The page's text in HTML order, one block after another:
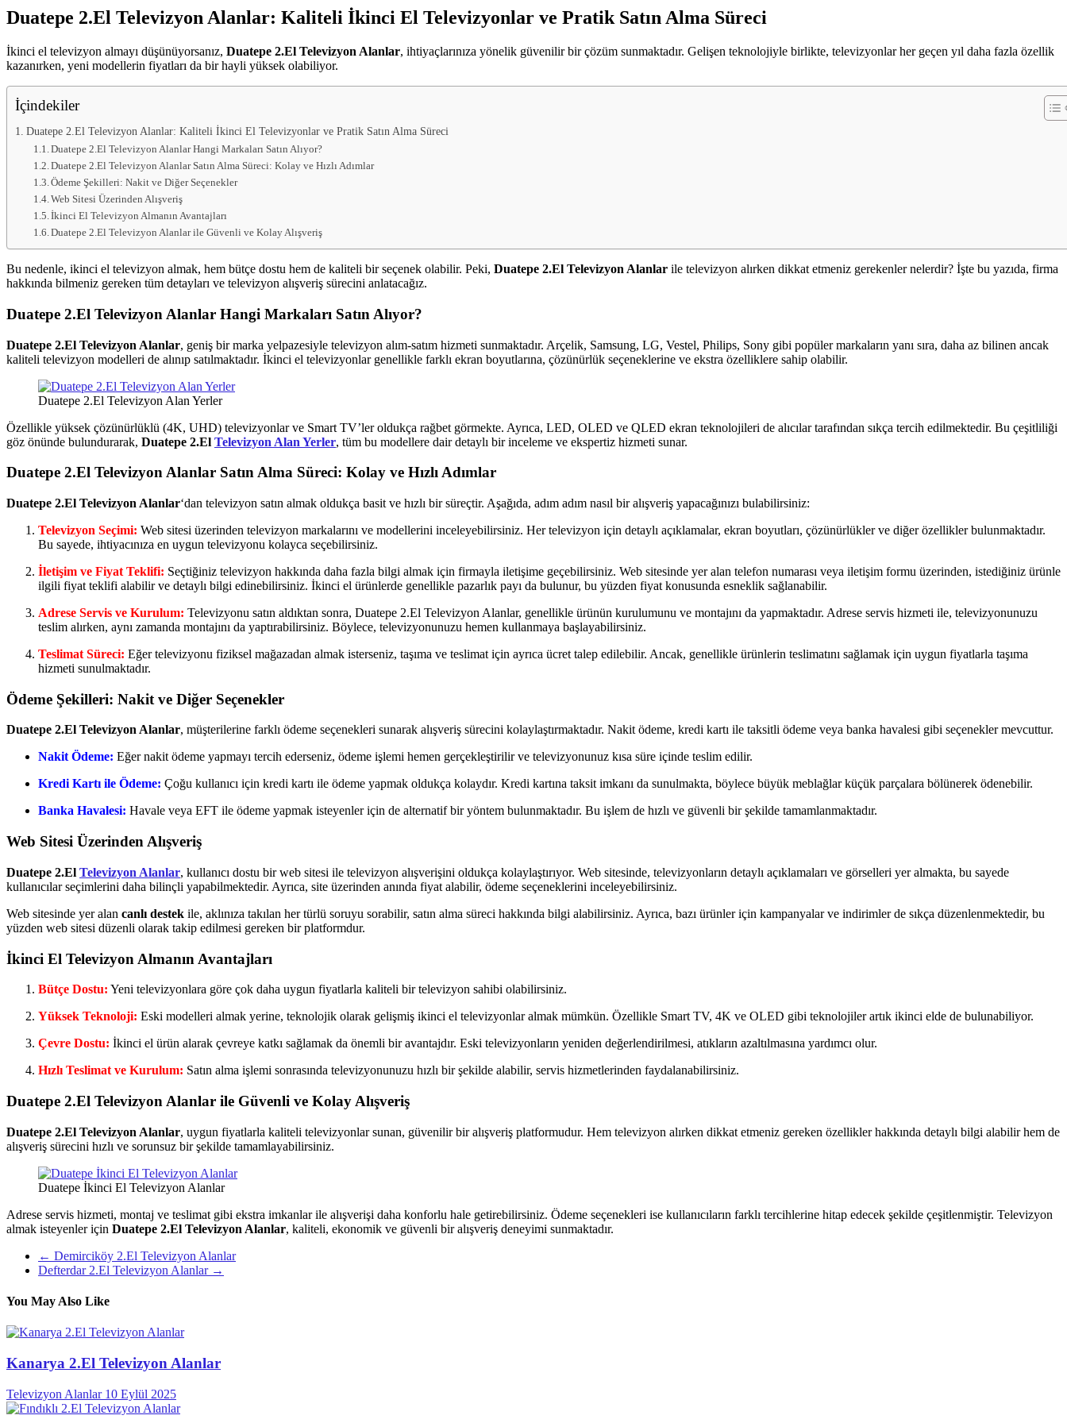
kurarak
2.
el
televizyonlarınızı
hemen
bize
satarak
nakit
ödeme
alabilirsiniz.
alanlar
adresten
yapıyor
Duatepe 2.El Televizyon Alanlar: Kaliteli İkinci El Televizyonlar ve Pratik Satın Alma Süreci
İkinci el televizyon almayı düşünüyorsanız, Duatepe 2.El Televizyon Alanlar, ihtiyaçlarınıza yönelik güvenilir bir çözüm sunmaktadır. Gelişen teknolojiyle birlikte, televizyonlar her geçen yıl daha fazla özellik
kazanırken, yeni modellerin fiyatları da bir hayli yüksek olabiliyor.
İçindekiler
Duatepe 2.El Televizyon Alanlar: Kaliteli İkinci El Televizyonlar ve Pratik Satın Alma Süreci
Duatepe 2.El Televizyon Alanlar Hangi Markaları Satın Alıyor?
Duatepe 2.El Televizyon Alanlar Satın Alma Süreci: Kolay ve Hızlı Adımlar
Ödeme Şekilleri: Nakit ve Diğer Seçenekler
Web Sitesi Üzerinden Alışveriş
İkinci El Televizyon Almanın Avantajları
Duatepe 2.El Televizyon Alanlar ile Güvenli ve Kolay Alışveriş
Bu nedenle, ikinci el televizyon almak, hem bütçe dostu hem de kaliteli bir seçenek olabilir. Peki, Duatepe 2.El Televizyon Alanlar ile televizyon alırken dikkat etmeniz gerekenler nelerdir? İşte bu yazıda, firma
hakkında bilmeniz gereken tüm detayları ve televizyon alışveriş sürecini anlatacağız.
Duatepe 2.El Televizyon Alanlar Hangi Markaları Satın Alıyor?
Duatepe 2.El Televizyon Alanlar, geniş bir marka yelpazesiyle televizyon alım-satım hizmeti sunmaktadır. Arçelik, Samsung, LG, Vestel, Philips, Sony gibi popüler markaların yanı sıra, daha az bilinen ancak
kaliteli televizyon modelleri de alınıp satılmaktadır. İkinci el televizyonlar genellikle farklı ekran boyutlarına, çözünürlük seçeneklerine ve ekstra özelliklere sahip olabilir.
Duatepe 2.El Televizyon Alan Yerler
Özellikle yüksek çözünürlüklü (4K, UHD) televizyonlar ve Smart TV’ler oldukça rağbet görmekte. Ayrıca, LED, OLED ve QLED ekran teknolojileri de alıcılar tarafından sıkça tercih edilmektedir. Bu çeşitliliği
göz önünde bulundurarak, Duatepe 2.El Televizyon Alan Yerler, tüm bu modellere dair detaylı bir inceleme ve ekspertiz hizmeti sunar.
Duatepe 2.El Televizyon Alanlar Satın Alma Süreci: Kolay ve Hızlı Adımlar
Duatepe 2.El Televizyon Alanlar‘dan televizyon satın almak oldukça basit ve hızlı bir süreçtir. Aşağıda, adım adım nasıl bir alışveriş yapacağınızı bulabilirsiniz:
Televizyon Seçimi: Web sitesi üzerinden televizyon markalarını ve modellerini inceleyebilirsiniz. Her televizyon için detaylı açıklamalar, ekran boyutları, çözünürlükler ve diğer özellikler bulunmaktadır.
Bu sayede, ihtiyacınıza en uygun televizyonu kolayca seçebilirsiniz.
İletişim ve Fiyat Teklifi: Seçtiğiniz televizyon hakkında daha fazla bilgi almak için firmayla iletişime geçebilirsiniz. Web sitesinde yer alan telefon numarası veya iletişim formu üzerinden, istediğiniz ürünle
ilgili fiyat teklifi alabilir ve detaylı bilgi edinebilirsiniz. İkinci el ürünlerde genellikle pazarlık payı da bulunur, bu yüzden fiyat konusunda esneklik sağlanabilir.
Adrese Servis ve Kurulum: Televizyonu satın aldıktan sonra, Duatepe 2.El Televizyon Alanlar, genellikle ürünün kurulumunu ve montajını da yapmaktadır. Adrese servis hizmeti ile, televizyonunuzu
teslim alırken, aynı zamanda montajını da yaptırabilirsiniz. Böylece, televizyonunuzu hemen kullanmaya başlayabilirsiniz.
Teslimat Süreci: Eğer televizyonu fiziksel mağazadan almak isterseniz, taşıma ve teslimat için ayrıca ücret talep edilebilir. Ancak, genellikle ürünlerin teslimatını sağlamak için uygun fiyatlarla taşıma
hizmeti sunulmaktadır.
Ödeme Şekilleri: Nakit ve Diğer Seçenekler
Duatepe 2.El Televizyon Alanlar, müşterilerine farklı ödeme seçenekleri sunarak alışveriş sürecini kolaylaştırmaktadır. Nakit ödeme, kredi kartı ile taksitli ödeme veya banka havalesi gibi seçenekler mevcuttur.
Nakit Ödeme: Eğer nakit ödeme yapmayı tercih ederseniz, ödeme işlemi hemen gerçekleştirilir ve televizyonunuz kısa süre içinde teslim edilir.
Kredi Kartı ile Ödeme: Çoğu kullanıcı için kredi kartı ile ödeme yapmak oldukça kolaydır. Kredi kartına taksit imkanı da sunulmakta, böylece büyük meblağlar küçük parçalara bölünerek ödenebilir.
Banka Havalesi: Havale veya EFT ile ödeme yapmak isteyenler için de alternatif bir yöntem bulunmaktadır. Bu işlem de hızlı ve güvenli bir şekilde tamamlanmaktadır.
Web Sitesi Üzerinden Alışveriş
Duatepe 2.El Televizyon Alanlar, kullanıcı dostu bir web sitesi ile televizyon alışverişini oldukça kolaylaştırıyor. Web sitesinde, televizyonların detaylı açıklamaları ve görselleri yer almakta, bu sayede
kullanıcılar seçimlerini daha bilinçli yapabilmektedir. Ayrıca, site üzerinden anında fiyat alabilir, ödeme seçeneklerini inceleyebilirsiniz.
Web sitesinde yer alan canlı destek ile, aklınıza takılan her türlü soruyu sorabilir, satın alma süreci hakkında bilgi alabilirsiniz. Ayrıca, bazı ürünler için kampanyalar ve indirimler de sıkça düzenlenmektedir, bu
yüzden web sitesi düzenli olarak takip edilmesi gereken bir platformdur.
İkinci El Televizyon Almanın Avantajları
Bütçe Dostu: Yeni televizyonlara göre çok daha uygun fiyatlarla kaliteli bir televizyon sahibi olabilirsiniz.
Yüksek Teknoloji: Eski modelleri almak yerine, teknolojik olarak gelişmiş ikinci el televizyonlar almak mümkün. Özellikle Smart TV, 4K ve OLED gibi teknolojiler artık ikinci elde de bulunabiliyor.
Çevre Dostu: İkinci el ürün alarak çevreye katkı sağlamak da önemli bir avantajdır. Eski televizyonların yeniden değerlendirilmesi, atıkların azaltılmasına yardımcı olur.
Hızlı Teslimat ve Kurulum: Satın alma işlemi sonrasında televizyonunuzu hızlı bir şekilde alabilir, servis hizmetlerinden faydalanabilirsiniz.
Duatepe 2.El Televizyon Alanlar ile Güvenli ve Kolay Alışveriş
Duatepe 2.El Televizyon Alanlar, uygun fiyatlarla kaliteli televizyonlar sunan, güvenilir bir alışveriş platformudur. Hem televizyon alırken dikkat etmeniz gereken özellikler hakkında detaylı bilgi alabilir hem de
alışveriş sürecini hızlı ve sorunsuz bir şekilde tamamlayabilirsiniz.
Duatepe İkinci El Televizyon Alanlar
Adrese servis hizmeti, montaj ve teslimat gibi ekstra imkanlar ile alışverişi daha konforlu hale getirebilirsiniz. Ödeme seçenekleri ise kullanıcıların farklı tercihlerine hitap edecek şekilde çeşitlenmiştir. Televizyon
almak isteyenler için Duatepe 2.El Televizyon Alanlar, kaliteli, ekonomik ve güvenli bir alışveriş deneyimi sunmaktadır.
← Demirciköy 2.El Televizyon Alanlar
Defterdar 2.El Televizyon Alanlar →
You May Also Like
Kanarya 2.El Televizyon Alanlar
Televizyon Alanlar 10 Eylül 2025